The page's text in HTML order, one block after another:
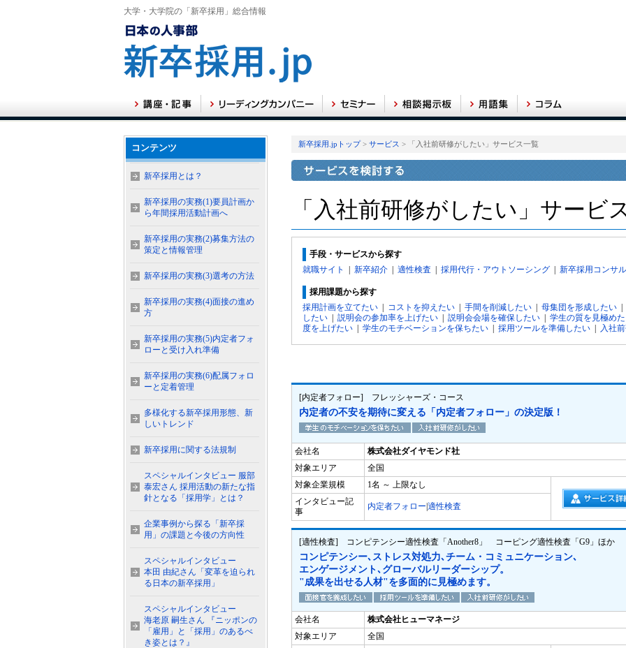
大学・大学院の「新卒採用」総合情報
新卒採用.jpトップ> サービス > 「入社前研修がしたい」サービス一覧
「入社前研修がしたい」サービ
手段・サービスから探す
就職サイト
新卒紹介 適性検査 採用代行・アウトソーシング 新卒採用コンサ
採用課題から探す
採用計画を立てたい
コストを抑えたい 手間を削減したい 母集団を形成したい
したい
説明会の参加率を上げたい 説明会会場を確保したい
学生の質を見極め
度を上げたい
学生のモチベーションを保ちたい 採用ツールを準備したい 入社
[内定者フォロー] フレッシャーズ・コース
内定者の不安を期待に変える「内定者フォロー」の決定版！
会社名
株式会社ダイヤモンド社
対象エリア
全国
対象企業規模
1名 ～ 上限なし
インタビュー記
事
内定者フォロー 適性検査
[適性検査] コンピテンシー適性検査「Another8」 コーピング適性検査「G9」ほか
コンピテンシー､ストレス対処力､チーム・コミュニケーション､
エンゲージメント､グローバルリーダーシップ。
"成果を出せる人材"を多面的に見極めます。
会社名
株式会社ヒューマネージ
対象エリア
全国
コンテンツ
新卒採用とは？
新卒採用の実務(1)要員計画か
ら年間採用活動計画へ
新卒採用の実務(2)募集方法の
策定と情報管理
新卒採用の実務(3)選考の方法
新卒採用の実務(4)面接の進め
方
新卒採用の実務(5)内定者フォ
ローと受け入れ準備
新卒採用の実務(6)配属フォロ
ーと定着管理
多様化する新卒採用形態、新
しいトレンド
新卒採用に関する法規制
スペシャルインタビュー 服部
泰宏さん 採用活動の新たな指
針となる「採用学」とは？
企業事例から探る「新卒採
用」の課題と今後の方向性
スペシャルインタビュー
本田 由紀さん「変革を迫られ
る日本の新卒採用」
スペシャルインタビュー
海老原 嗣生さん 『ニッポンの
「雇用」と「採用」のあるべ
き姿とは？』